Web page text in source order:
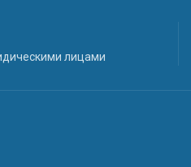
лицами